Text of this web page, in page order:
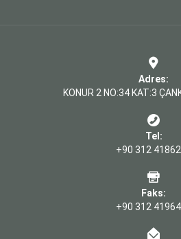
Adres:
KONUR 2 NO:34 KAT:3
Tel:
+90 312
Faks:
+90 312